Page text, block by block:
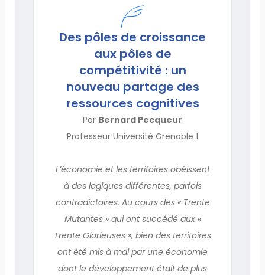
Des pôles de croissance
aux pôles de
compétitivité : un
nouveau partage des
ressources cognitives
Par Bernard Pecqueur
Professeur Université Grenoble 1
L’économie et les territoires obéissent
à des logiques différentes, parfois
contradictoires. Au cours des « Trente
Mutantes » qui ont succédé aux «
Trente Glorieuses », bien des territoires
ont été mis à mal par une économie
dont le développement était de plus